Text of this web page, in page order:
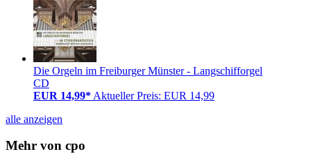
Die Orgeln im Freiburger Münster - Langschifforgel
CD
EUR 14,99* Aktueller Preis: EUR 14,99
alle anzeigen
Mehr von cpo